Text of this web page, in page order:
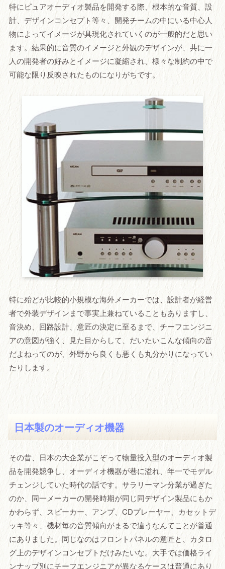
特にピュアオーディオ製品を開発する際、根本的な音質、設
計、デザインコンセプト等々、開発チームの中にいる中心人
物によってイメージが具現化されていくのが一般的だと思い
ます。結果的に音質のイメージと外観のデザインが、共に一
人の開発者の好みとイメージに凝縮され、様々な制約の中で
可能な限り反映されたものになりがちです。
特に殆どが比較的小規模な海外メーカーでは、設計者が経営
者で外装デザインまで事実上兼ねていることもありますし、
音決め、回路設計、意匠の決定に至るまで、チーフエンジニ
アの意図が強く、見た目からして、だいたいこんな傾向の音
だよねってのが、外野から良くも悪くも丸分かりになってい
たりします。
日本製のオーディオ機器
その昔、日本の大企業がこぞって物量投入型のオーディオ製
品を開発競争し、オーディオ機器が巷に溢れ、年一でモデル
チェンジしていた時代の話です。サラリーマン分業が過ぎた
のか、同一メーカーの開発時期が同じ同デザイン製品にもか
かわらず、スピーカー、アンプ、CDプレーヤー、カセットデ
ッキ等々、機材毎の音質傾向がまるで違うなんてことが普通
にありました。同じなのはフロントパネルの意匠と、カタロ
グ上のデザインコンセプトだけみたいな。大手では価格ライ
ンナップ別にチーフエンジニアが異なるケースは普通にあり